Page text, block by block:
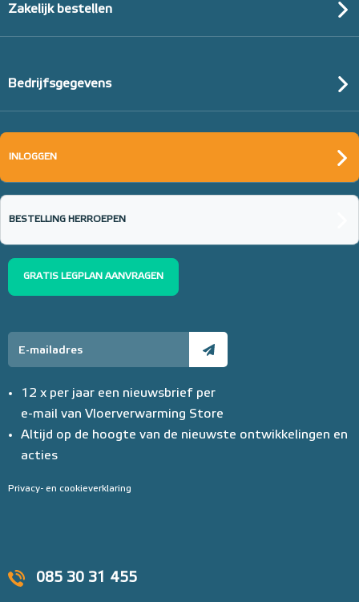
085 30 31 455
Zakelijk bestellen
Bedrijfsgegevens
INLOGGEN
BESTELLING HERROEPEN
GRATIS LEGPLAN AANVRAGEN
12 x per jaar een nieuwsbrief per
e-mail van Vloerverwarming Store
Altijd op de hoogte van de nieuwste ontwikkelingen en
acties
Privacy- en cookieverklaring